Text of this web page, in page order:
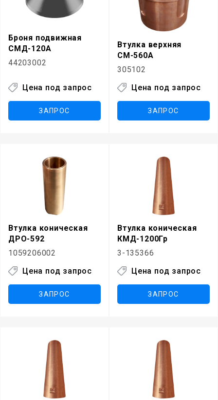
Броня подвижная
СМД-120А
44203002
Цена под запрос
ЗАПРОС
Втулка верхняя
СМ-560А
305102
Цена под запрос
ЗАПРОС
Втулка коническая
ДРО-592
1059206002
Цена под запрос
ЗАПРОС
Втулка коническая
КМД-1200Гр
3-135366
Цена под запрос
ЗАПРОС